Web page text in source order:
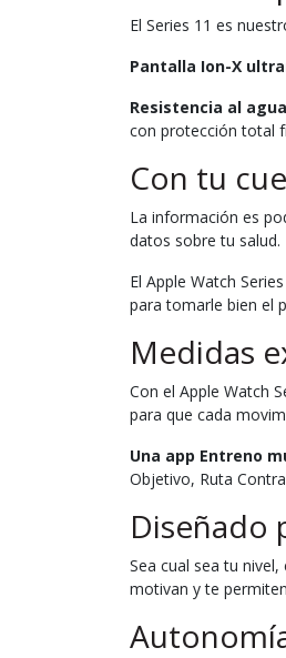
El Series 11 es
Pantalla Ion-X
Resistencia al
con protección total
Con tu
La información es
datos sobre tu salud.
El Apple Watch
para tomarle bien el
Medidas
Con el Apple Watch
para que cada
Una app Entreno
Objetivo, Ruta
Diseñado
Sea cual sea tu
motivan y te